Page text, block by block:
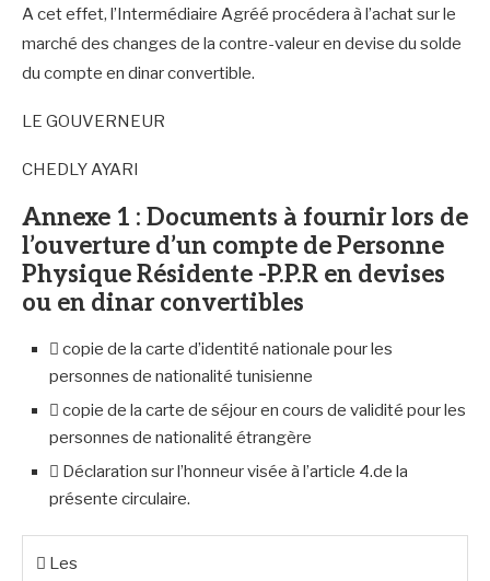
A cet effet, l’Intermédiaire Agréé procédera à l’achat sur le
marché des changes de la contre-valeur en devise du solde
du compte en dinar convertible.
LE GOUVERNEUR
CHEDLY AYARI
Annexe 1 : Documents à fournir lors de
l’ouverture d’un compte de Personne
Physique Résidente -P.P.R en devises
ou en dinar convertibles
 copie de la carte d’identité nationale pour les
personnes de nationalité tunisienne
 copie de la carte de séjour en cours de validité pour les
personnes de nationalité étrangère
 Déclaration sur l’honneur visée à l’article 4.de la
présente circulaire.
 Les